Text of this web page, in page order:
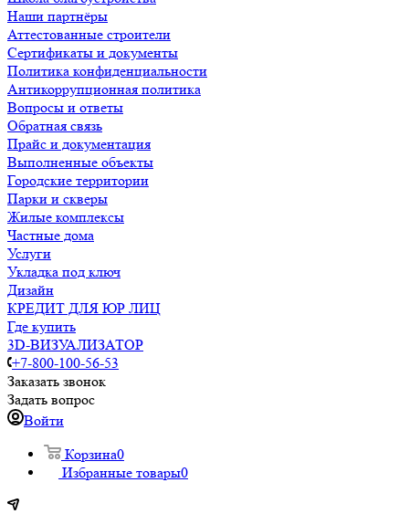
Наши партнёры
Аттестованные строители
Сертификаты и документы
Политика конфиденциальности
Антикоррупционная политика
Вопросы и ответы
Обратная связь
Прайс и документация
Выполненные объекты
Городские территории
Парки и скверы
Жилые комплексы
Частные дома
Услуги
Укладка под ключ
Дизайн
КРЕДИТ ДЛЯ ЮР ЛИЦ
Где купить
3D-ВИЗУАЛИЗАТОР
+7-800-100-56-53
Заказать звонок
Задать вопрос
Войти
Корзина0
Избранные товары0